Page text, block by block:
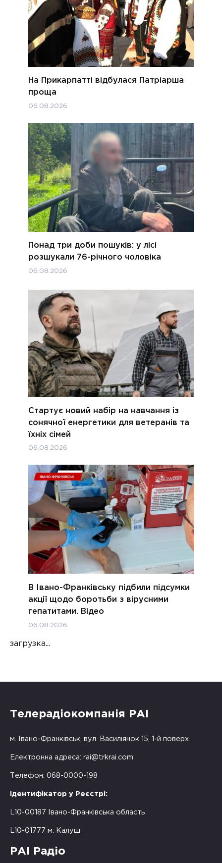
На Прикарпатті відбулася Патріарша
проща
06.08.2026
Понад три доби пошуків: у лісі
розшукали 76-річного чоловіка
06.08.2026
Стартує новий набір на навчання із
сонячної енергетики для ветеранів та
їхніх сімей
06.08.2026
В Івано-Франківську підбили підсумки
акції щодо боротьби з вірусними
гепатитами. Відео
06.08.2026
загрузка...
Телерадіокомпанія РАІ
м. Івано-Франківськ, вул. Василіянок 15, 1-й поверх
Електронна адреса: rai@trkrai.com
Телефон: 068-0000-198
Ідентифікатор у Реєстрі:
L10-00187 Івано-Франківська область
L10-01777 м. Калуш
РАІ Радіо